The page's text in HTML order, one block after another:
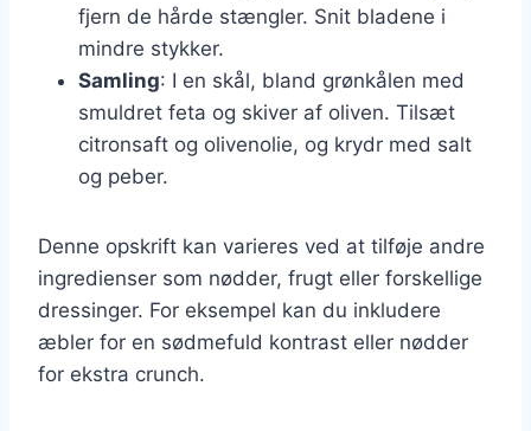
fjern de hårde stængler. Snit bladene i
mindre stykker.
Samling: I en skål, bland grønkålen med
smuldret feta og skiver af oliven. Tilsæt
citronsaft og olivenolie, og krydr med salt
og peber.
Denne opskrift kan varieres ved at tilføje andre
ingredienser som nødder, frugt eller forskellige
dressinger. For eksempel kan du inkludere
æbler for en sødmefuld kontrast eller nødder
for ekstra crunch.